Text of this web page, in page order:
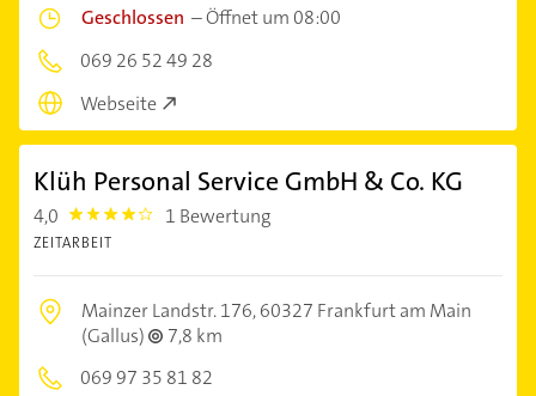
Geschlossen –Öffnet um 08:00
069 26 52 49 28
Webseite
Klüh Personal Service GmbH & Co. KG
4,0 4.0 1 Bewertung
ZEITARBEIT
Mainzer Landstr. 176,60327 Frankfurt am Main
(Gallus)
7,8 km
069 97 35 81 82